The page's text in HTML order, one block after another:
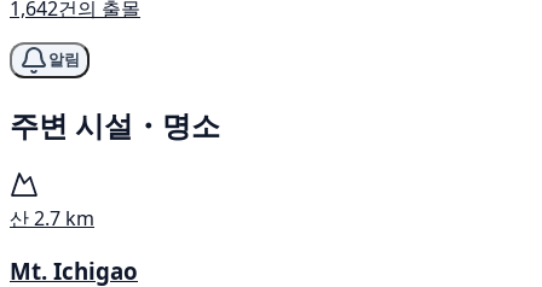
1,642건의 출몰
알림
주변 시설・명소
산2.7 km
Mt. Ichigao